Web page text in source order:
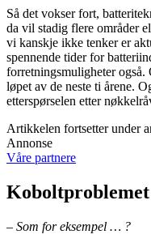
Så det vokser fort,
da vil stadig flere områder
vi kanskje ikke tenker er
spennende tider for
forretningsmuligheter
løpet av de neste ti årene.
etterspørselen etter
Artikkelen fortsetter under
Annonse
Våre partnere
Koboltproblemet
– Som for eksempel … ?